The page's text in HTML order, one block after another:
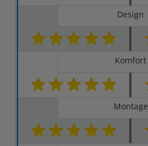
Design
Komfort
Montage